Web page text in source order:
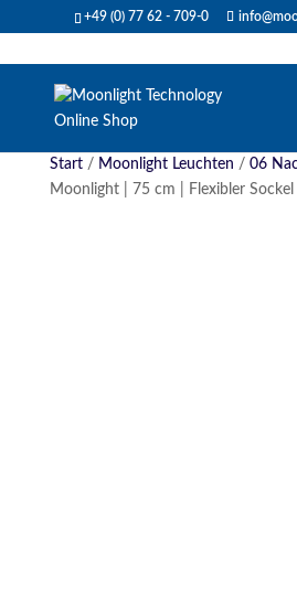
+49 (0) 77 62 - 709-0
Start/ Moonlight Leuchten / 06
Moonlight | 75 cm | Flexibler Sockel